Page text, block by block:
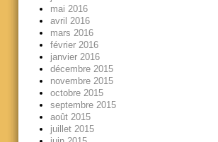
mai 2016
avril 2016
mars 2016
février 2016
janvier 2016
décembre 2015
novembre 2015
octobre 2015
septembre 2015
août 2015
juillet 2015